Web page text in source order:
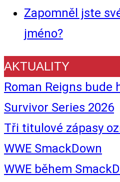
Zapomněl jste
jméno?
AKTUALITY
Roman Reigns bude
Survivor Series 2026
Tři titulové zápasy
WWE SmackDown
WWE během